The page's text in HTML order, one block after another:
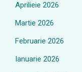
Aprilieie 2026
Martie 2026
Februarie 2026
Ianuarie 2026